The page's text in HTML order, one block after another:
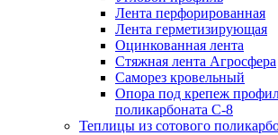
Лента перфорированная
Лента герметизирующая
Оцинкованная лента
Стяжная лента Агросфера
Саморез кровельный
Опора под крепеж
поликарбоната С-8
Теплицы из сотового